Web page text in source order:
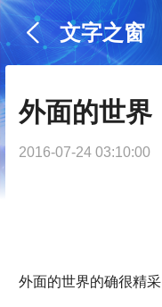
文字之窗
外面的世界
2016-07-24 03:10:00
外面的世界的确很精采